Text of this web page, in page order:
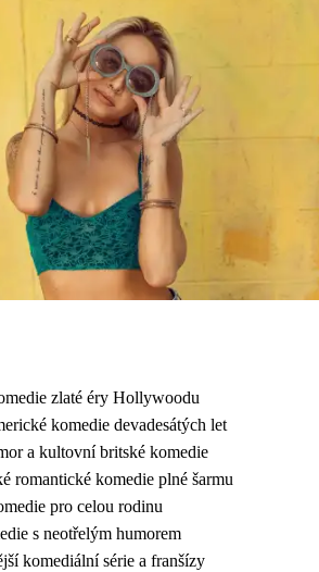
zlaté éry Hollywoodu
komedie devadesátých let
a kultovní britské komedie
romantické komedie plné šarmu
pro celou rodinu
s neotřelým humorem
komediální série a franšízy